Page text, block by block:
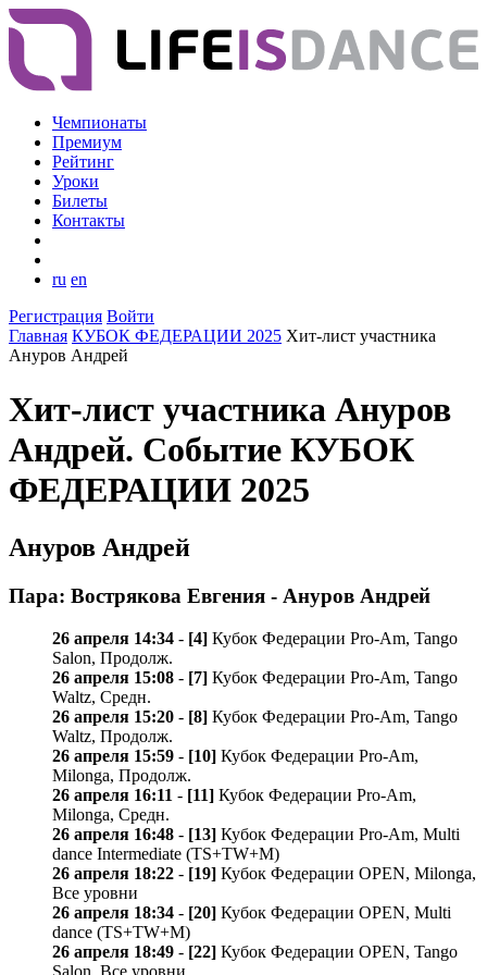
Чемпионаты
Премиум
Рейтинг
Уроки
Билеты
Контакты
ru en
Регистрация Войти
Главная КУБОК ФЕДЕРАЦИИ 2025 Хит-лист участника
Ануров Андрей
Хит-лист участника Ануров
Андрей. Событие КУБОК
ФЕДЕРАЦИИ 2025
Ануров Андрей
Пара: Вострякова Евгения - Ануров Андрей
26 апреля 14:34 - [4] Кубок Федерации Pro-Am, Tango
Salon, Продолж.
26 апреля 15:08 - [7] Кубок Федерации Pro-Am, Tango
Waltz, Средн.
26 апреля 15:20 - [8] Кубок Федерации Pro-Am, Tango
Waltz, Продолж.
26 апреля 15:59 - [10] Кубок Федерации Pro-Am,
Milonga, Продолж.
26 апреля 16:11 - [11] Кубок Федерации Pro-Am,
Milonga, Средн.
26 апреля 16:48 - [13] Кубок Федерации Pro-Am, Multi
dance Intermediate (TS+TW+M)
26 апреля 18:22 - [19] Кубок Федерации OPEN, Milonga,
Все уровни
26 апреля 18:34 - [20] Кубок Федерации OPEN, Multi
dance (TS+TW+M)
26 апреля 18:49 - [22] Кубок Федерации OPEN, Tango
Salon, Все уровни